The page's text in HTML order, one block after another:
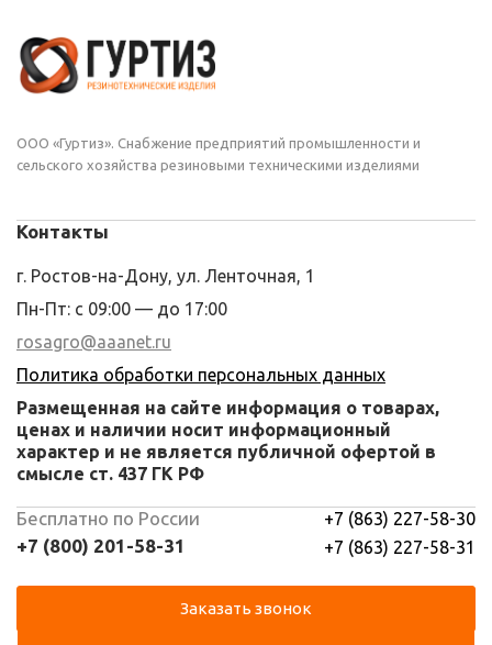
ООО «Гуртиз». Снабжение предприятий промышленности и
сельского хозяйства резиновыми техническими изделиями
Контакты
г. Ростов-на-Дону, ул. Ленточная, 1
Пн-Пт: с 09:00 — до 17:00
rosagro@aaanet.ru
Политика обработки персональных данных
Размещенная на сайте информация о товарах,
ценах и наличии носит информационный
характер и не является публичной офертой в
смысле ст. 437 ГК РФ
Бесплатно по России
+7 (800) 201-58-31
+7 (863) 227-58-30
+7 (863) 227-58-31
Заказать звонок